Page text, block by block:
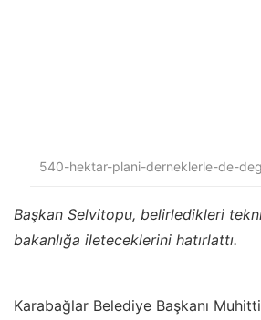
540-hektar-plani-derneklerle-de-
Başkan Selvitopu, belirledikleri
bakanlığa ileteceklerini hatırlattı.
Karabağlar Belediye Başkanı